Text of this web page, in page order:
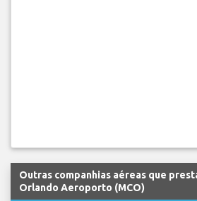
Outras companhias aéreas que
Orlando Aeroporto (MCO)